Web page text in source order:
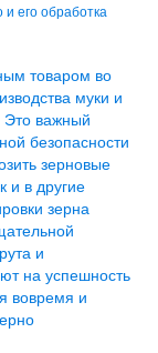
и его обработка
товаром во
муки и
Это важный
безопасности
зерновые
и в другие
зерна
и
на успешность
вовремя и